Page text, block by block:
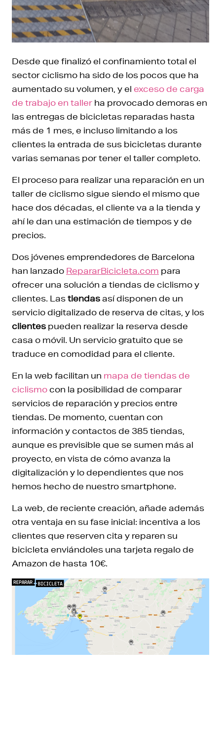
Desde que finalizó el confinamiento total el
sector ciclismo ha sido de los pocos que ha
aumentado su volumen, y el exceso de carga
de trabajo en taller ha provocado demoras en
las entregas de bicicletas reparadas hasta
más de 1 mes, e incluso limitando a los
clientes la entrada de sus bicicletas durante
varias semanas por tener el taller completo.
El proceso para realizar una reparación en un
taller de ciclismo sigue siendo el mismo que
hace dos décadas, el cliente va a la tienda y
ahí le dan una estimación de tiempos y de
precios.
Dos jóvenes emprendedores de Barcelona
han lanzado RepararBicicleta.com para
ofrecer una solución a tiendas de ciclismo y
clientes. Lastiendasasí disponen de un
servicio digitalizado de reserva de citas, y los
clientes pueden realizar la reserva desde
casa o móvil. Un servicio gratuito que se
traduce en comodidad para el cliente.
En la web facilitan un mapa de tiendas de
ciclismocon la posibilidad de comparar
servicios de reparación y precios entre
tiendas. De momento, cuentan con
información y contactos de 385 tiendas,
aunque es previsible que se sumen más al
proyecto, en vista de cómo avanza la
digitalización y lo dependientes que nos
hemos hecho de nuestro smartphone.
La web, de reciente creación, añade además
otra ventaja en su fase inicial: incentiva a los
clientes que reserven cita y reparen su
bicicleta enviándoles una tarjeta regalo de
Amazon de hasta 10€.